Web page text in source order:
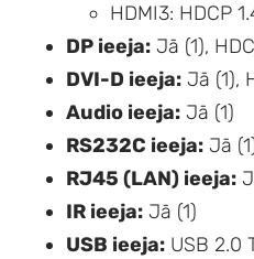
HDMI3: HDCP
DP ieeja: Jā (1),
DVI-D ieeja: Jā (1),
Audio ieeja: Jā (1)
RS232C ieeja: Jā
RJ45 (LAN) ieeja:
IR ieeja: Jā (1)
USB ieeja: USB 2.0